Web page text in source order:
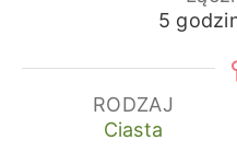
5
RODZAJ
Ciasta